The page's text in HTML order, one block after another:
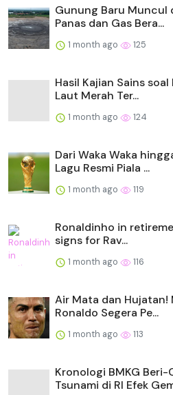
Gunung Baru Muncul
Panas dan Gas Bera...
1 month ago 125
Hasil Kajian Sains
Laut Merah Ter...
1 month ago 124
Dari Waka Waka
Lagu Resmi Piala ...
1 month ago 119
Ronaldinho in
signs for Rav...
1 month ago 116
Air Mata dan
Ronaldo Segera Pe...
1 month ago 113
Kronologi BMKG
Tsunami di RI Efek